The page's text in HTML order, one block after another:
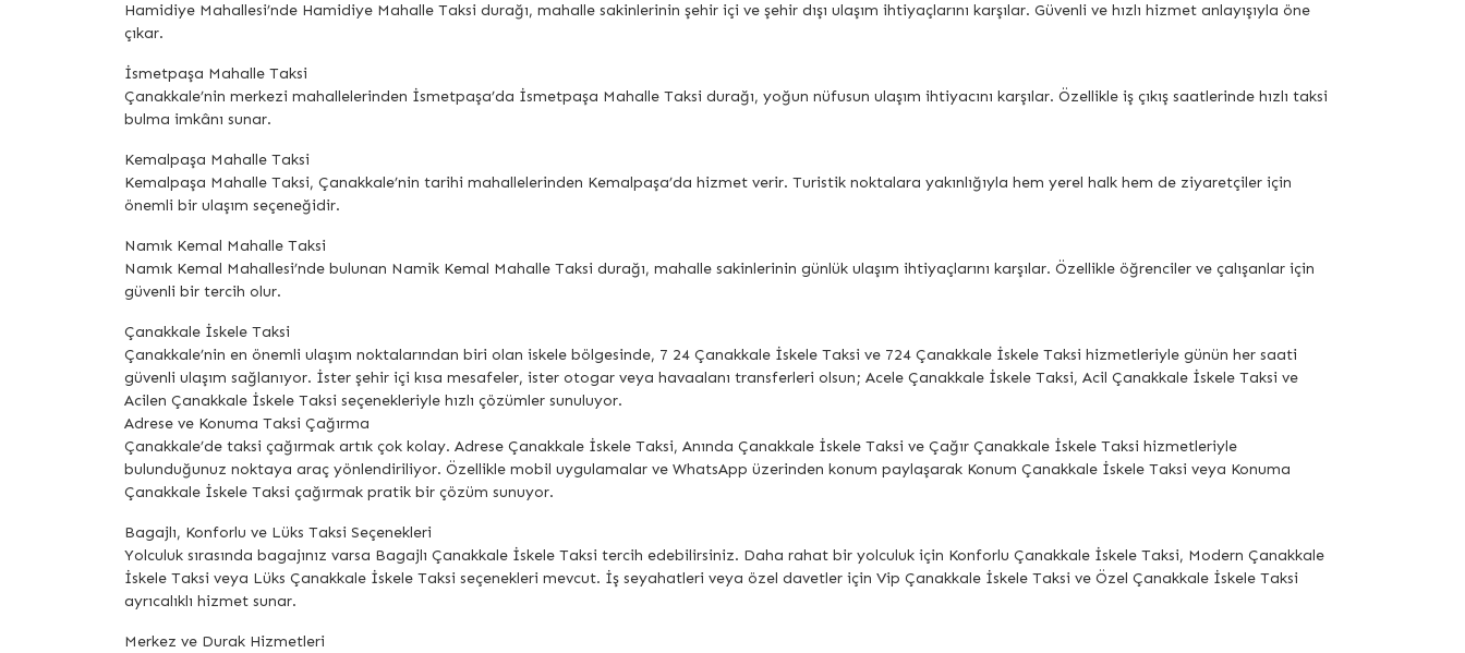
Hamidiye Mahallesi’nde Hamidiye Mahalle Taksi durağı, mahalle sakinlerinin şehir içi ve şehir dışı ulaşım ihtiyaçlarını karşılar. Güvenli ve hızlı hizmet anlayışıyla öne
çıkar.
İsmetpaşa Mahalle Taksi
Çanakkale’nin merkezi mahallelerinden İsmetpaşa’da İsmetpaşa Mahalle Taksi durağı, yoğun nüfusun ulaşım ihtiyacını karşılar. Özellikle iş çıkış saatlerinde hızlı taksi
bulma imkânı sunar.
Kemalpaşa Mahalle Taksi
Kemalpaşa Mahalle Taksi, Çanakkale’nin tarihi mahallelerinden Kemalpaşa’da hizmet verir. Turistik noktalara yakınlığıyla hem yerel halk hem de ziyaretçiler için
önemli bir ulaşım seçeneğidir.
Namık Kemal Mahalle Taksi
Namık Kemal Mahallesi’nde bulunan Namik Kemal Mahalle Taksi durağı, mahalle sakinlerinin günlük ulaşım ihtiyaçlarını karşılar. Özellikle öğrenciler ve çalışanlar için
güvenli bir tercih olur.
Çanakkale İskele Taksi
Çanakkale’nin en önemli ulaşım noktalarından biri olan iskele bölgesinde, 7 24 Çanakkale İskele Taksi ve 724 Çanakkale İskele Taksi hizmetleriyle günün her saati
güvenli ulaşım sağlanıyor. İster şehir içi kısa mesafeler, ister otogar veya havaalanı transferleri olsun; Acele Çanakkale İskele Taksi, Acil Çanakkale İskele Taksi ve
Acilen Çanakkale İskele Taksi seçenekleriyle hızlı çözümler sunuluyor.
Adrese ve Konuma Taksi Çağırma
Çanakkale’de taksi çağırmak artık çok kolay. Adrese Çanakkale İskele Taksi, Anında Çanakkale İskele Taksi ve Çağır Çanakkale İskele Taksi hizmetleriyle
bulunduğunuz noktaya araç yönlendiriliyor. Özellikle mobil uygulamalar ve WhatsApp üzerinden konum paylaşarak Konum Çanakkale İskele Taksi veya Konuma
Çanakkale İskele Taksi çağırmak pratik bir çözüm sunuyor.
Bagajlı, Konforlu ve Lüks Taksi Seçenekleri
Yolculuk sırasında bagajınız varsa Bagajlı Çanakkale İskele Taksi tercih edebilirsiniz. Daha rahat bir yolculuk için Konforlu Çanakkale İskele Taksi, Modern Çanakkale
İskele Taksi veya Lüks Çanakkale İskele Taksi seçenekleri mevcut. İş seyahatleri veya özel davetler için Vip Çanakkale İskele Taksi ve Özel Çanakkale İskele Taksi
ayrıcalıklı hizmet sunar.
Merkez ve Durak Hizmetleri